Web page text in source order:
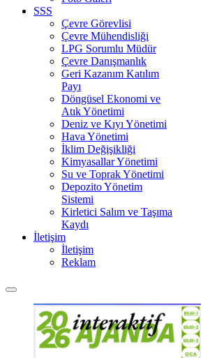
SSS
Çevre Görevlisi
Çevre Mühendisliği
LPG Sorumlu Müdür
Çevre Danışmanlık
Geri Kazanım Katılım
Payı
Döngüsel Ekonomi ve
Atık Yönetimi
Deniz ve Kıyı Yönetimi
Hava Yönetimi
İklim Değişikliği
Kimyasallar Yönetimi
Su ve Toprak Yönetimi
Depozito Yönetim
Sistemi
Kirletici Salım ve Taşıma
Kaydı
İletişim
İletişim
Reklam